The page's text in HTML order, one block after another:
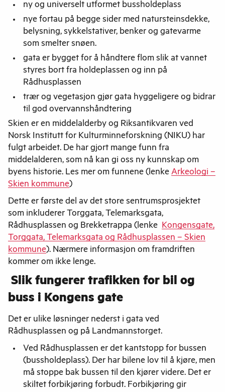
ny og universelt utformet bussholdeplass
nye fortau på begge sider med natursteinsdekke,
belysning, sykkelstativer, benker og gatevarme
som smelter snøen.
gata er bygget for å håndtere flom slik at vannet
styres bort fra holdeplassen og inn på
Rådhusplassen
trær og vegetasjon gjør gata hyggeligere og bidrar
til god overvannshåndtering
Skien er en middelalderby og Riksantikvaren ved
Norsk Institutt for Kulturminneforskning (NIKU) har
fulgt arbeidet. De har gjort mange funn fra
middelalderen, som nå kan gi oss ny kunnskap om
byens historie. Les mer om funnene (lenke Arkeologi –
Skien kommune)
Dette er første del av det store sentrumsprosjektet
som inkluderer Torggata, Telemarksgata,
Rådhusplassen og Brekketrappa (lenke Kongensgate,
Torggata, Telemarksgata og Rådhusplassen – Skien
kommune). Nærmere informasjon om framdriften
kommer om ikke lenge.
Slik fungerer trafikken for bil og
buss i Kongens gate
Det er ulike løsninger nederst i gata ved
Rådhusplassen og på Landmannstorget.
Ved Rådhusplassen er det kantstopp for bussen
(bussholdeplass). Der har bilene lov til å kjøre, men
må stoppe bak bussen til den kjører videre. Det er
skiltet forbikjøring forbudt. Forbikjøring gir